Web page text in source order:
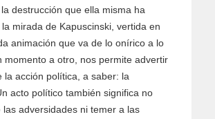
destrucción que ella misma ha
mirada de Kapuscinski, vertida en
animación que va de lo onírico a lo
momento a otro, nos permite advertir
la acción política, a saber: la
acto político también significa no
las adversidades ni temer a las